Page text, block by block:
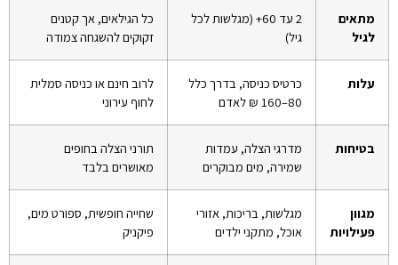
מתאים
לגיל
2 עד 60+ (מגלשות לכל
גיל)
כל הגילאים, אך קטנים
זקוקים להשגחה צמודה
עלות
כרטיס כניסה, בדרך כלל
80–160 ₪ לאדם
לרוב חינם או כניסה סמלית
לחוף עירוני
בטיחות
מדרגי הצלה, עמדות
שמירה, מים מבוקרים
תורני הצלה בחופים
מאושרים בלבד
מגוון
פעילויות
מגלשות, בריכות, אזורי
אוכל, מתקני ילדים
שחייה חופשית, ספורט מים,
פיקניק